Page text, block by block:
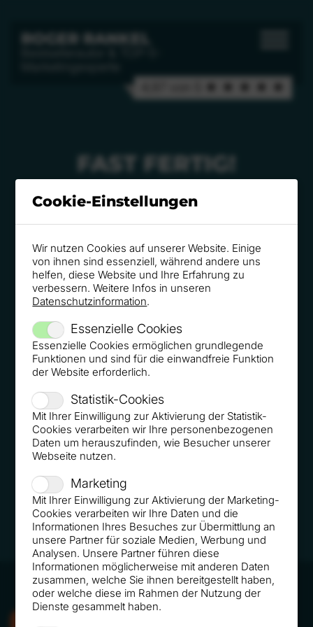
Cookie-Einstellungen
Wir nutzen Cookies auf unserer Website. Einige
von ihnen sind essenziell, während andere uns
helfen, diese Website und Ihre Erfahrung zu
verbessern. Weitere Infos in unseren
Datenschutzinformation.
Essenzielle Cookies
Essenzielle Cookies ermöglichen grundlegende
Funktionen und sind für die einwandfreie Funktion
der Website erforderlich.
Statistik-Cookies
Mit Ihrer Einwilligung zur Aktivierung der Statistik-
Cookies verarbeiten wir Ihre personenbezogenen
Daten um herauszufinden, wie Besucher unserer
Webseite nutzen.
Marketing
Mit Ihrer Einwilligung zur Aktivierung der Marketing-
Cookies verarbeiten wir Ihre Daten und die
Informationen Ihres Besuches zur Übermittlung an
unsere Partner für soziale Medien, Werbung und
Analysen. Unsere Partner führen diese
Informationen möglicherweise mit anderen Daten
zusammen, welche Sie ihnen bereitgestellt haben,
oder welche diese im Rahmen der Nutzung der
Dienste gesammelt haben.
ROGER RANKEL
FAST FERTIG!
KAUF BESTÄTIGT, DEIN
BUCH IST UNTERWEGS.